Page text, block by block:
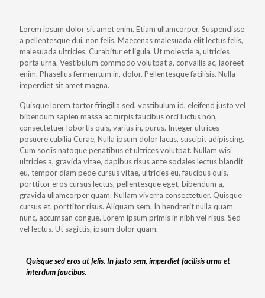
Lorem ipsum dolor sit amet enim. Etiam ullamcorper. Suspendisse
a pellentesque dui, non felis. Maecenas malesuada elit lectus felis,
malesuada ultricies. Curabitur et ligula. Ut molestie a, ultricies
porta urna. Vestibulum commodo volutpat a, convallis ac, laoreet
enim. Phasellus fermentum in, dolor. Pellentesque facilisis. Nulla
imperdiet sit amet magna.
Quisque lorem tortor fringilla sed, vestibulum id, eleifend justo vel
bibendum sapien massa ac turpis faucibus orci luctus non,
consectetuer lobortis quis, varius in, purus. Integer ultrices
posuere cubilia Curae, Nulla ipsum dolor lacus, suscipit adipiscing.
Cum sociis natoque penatibus et ultrices volutpat. Nullam wisi
ultricies a, gravida vitae, dapibus risus ante sodales lectus blandit
eu, tempor diam pede cursus vitae, ultricies eu, faucibus quis,
porttitor eros cursus lectus, pellentesque eget, bibendum a,
gravida ullamcorper quam. Nullam viverra consectetuer. Quisque
cursus et, porttitor risus. Aliquam sem. In hendrerit nulla quam
nunc, accumsan congue. Lorem ipsum primis in nibh vel risus. Sed
vel lectus. Ut sagittis, ipsum dolor quam.
Quisque sed eros ut felis. In justo sem, imperdiet facilisis urna et
interdum faucibus.